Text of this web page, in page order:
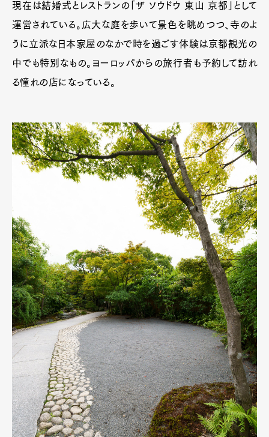
現在は結婚式とレストランの「ザ ソウドウ 東山 京都」として
運営されている。広大な庭を歩いて景色を眺めつつ、寺のよ
うに立派な日本家屋のなかで時を過ごす体験は京都観光の
中でも特別なもの。ヨーロッパからの旅行者も予約して訪れ
る憧れの店になっている。